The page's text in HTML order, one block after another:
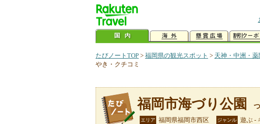
たびノートTOP > 福岡県の観光スポット > 天神・中洲・
やき・クチコミ
福岡市海づり公園
エリア 福岡県福岡市西区 ジャンル 遊ぶ -